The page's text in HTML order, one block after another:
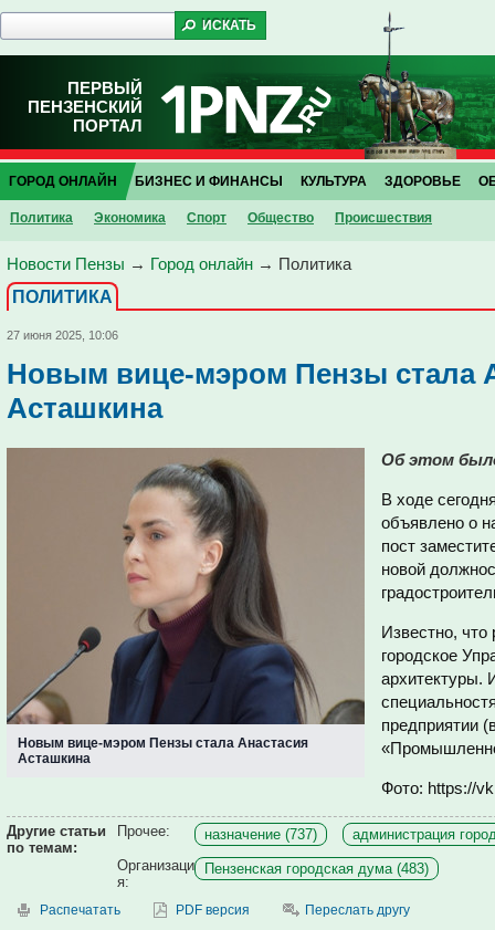
ПЕРВЫЙ
ПЕНЗЕНСКИЙ
ПОРТАЛ
ГОРОД ОНЛАЙН
Политика Экономика Спорт Общество Проиcшествия
БИЗНЕС И ФИНАНСЫ КУЛЬТУРА ЗДОРОВЬЕ
Новости Пензы → Город онлайн → Политика
ПОЛИТИКА
27 июня 2025, 10:06
Новым вице-мэром Пензы стала
Асташкина
Новым вице-мэром Пензы стала Анастасия
Асташкина
Об этом
В ходе
объявлено о
пост
новой
Известно, что
городское
архитектуры.
предприятии
Фото: https://
Другие статьи
по темам:
Прочее: назначение (737)
администрация
Организаци
я:
Пензенская городская дума (483)
Распечатать PDF версия Переслать другу